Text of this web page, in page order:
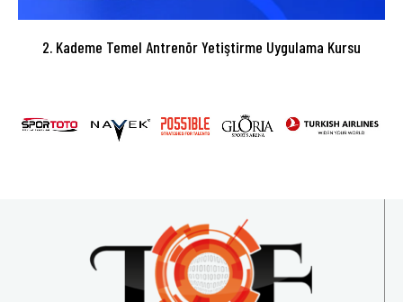
2. Kademe Temel Antrenör Yetiştirme Uygulama Kursu